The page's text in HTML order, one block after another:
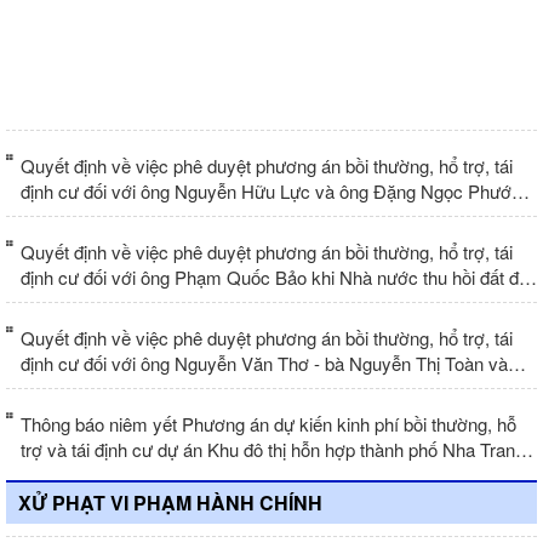
Quyết định về việc phê duyệt phương án bồi thường, hổ trợ, tái
định cư đối với ông Nguyễn Hữu Lực và ông Đặng Ngọc Phước
khi Nhà nước thu hồi đất để thực hiện dự án Khu đô thị hỗn hợp
thành phố Nha Trang
Quyết định về việc phê duyệt phương án bồi thường, hổ trợ, tái
định cư đối với ông Phạm Quốc Bảo khi Nhà nước thu hồi đất để
thực hiện dự án Khu đô thị hỗn hợp thành phố Nha Trang
Quyết định về việc phê duyệt phương án bồi thường, hổ trợ, tái
định cư đối với ông Nguyễn Văn Thơ - bà Nguyễn Thị Toàn và
ông Nguyễn Phi Hùng - bà Trương Thị Cớ khi Nhà nước thu hồi
đất để thực hiện dự án Khu đô thị hỗn hợp thành phố Nha Trang
Thông báo niêm yết Phương án dự kiến kinh phí bồi thường, hỗ
trợ và tái định cư dự án Khu đô thị hỗn hợp thành phố Nha Trang
(Đợt 15-01 trường hợp/01 thửa đất)
XỬ PHẠT VI PHẠM HÀNH CHÍNH